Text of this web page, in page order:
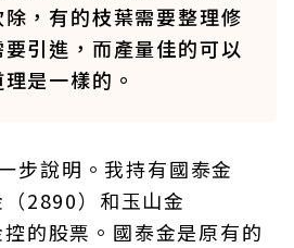
，有的枝葉需要整理修
引進，而產量佳的可以
是一樣的。
步說明。我持有國泰金
（2890）和玉山金
控的股票。國泰金是原有的